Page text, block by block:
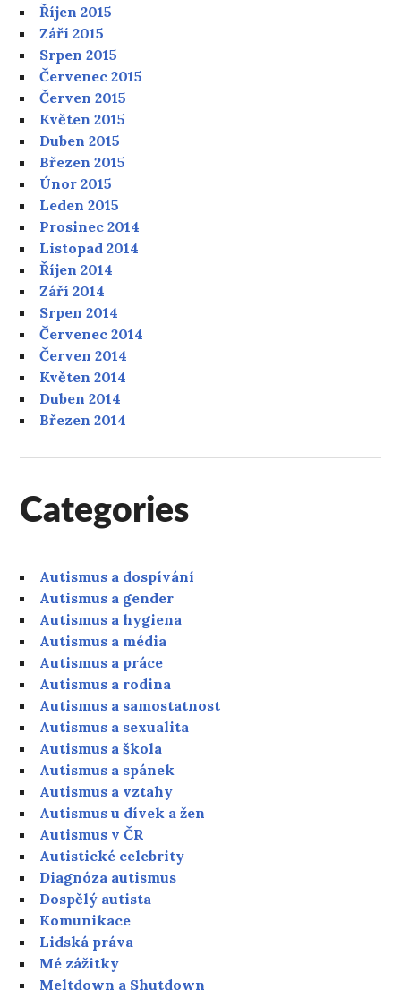
Říjen 2015
Září 2015
Srpen 2015
Červenec 2015
Červen 2015
Květen 2015
Duben 2015
Březen 2015
Únor 2015
Leden 2015
Prosinec 2014
Listopad 2014
Říjen 2014
Září 2014
Srpen 2014
Červenec 2014
Červen 2014
Květen 2014
Duben 2014
Březen 2014
Categories
Autismus a dospívání
Autismus a gender
Autismus a hygiena
Autismus a média
Autismus a práce
Autismus a rodina
Autismus a samostatnost
Autismus a sexualita
Autismus a škola
Autismus a spánek
Autismus a vztahy
Autismus u dívek a žen
Autismus v ČR
Autistické celebrity
Diagnóza autismus
Dospělý autista
Komunikace
Lidská práva
Mé zážitky
Meltdown a Shutdown